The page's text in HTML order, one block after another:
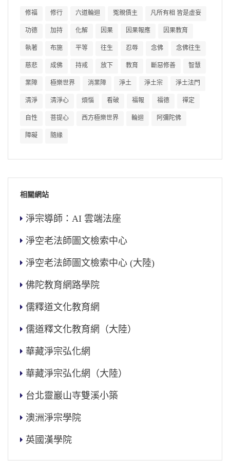
修福 修行 六道輪迴 冤親債主 凡所有相 皆是虛妄
功德 加持 化解 因果 因果報應 因果教育
執著 布施 平等 往生 忍辱 念佛 念佛往生
慈悲 成佛 持戒 放下 教育 斷惡修善 智慧
業障 極樂世界 消業障 淨土 淨土宗 淨土法門
清淨 清淨心 煩惱 看破 福報 福德 禪定
自性 菩提心 西方極樂世界 輪迴 阿彌陀佛
障礙 隨緣
相關網站
淨宗導師：AI 雲端法座
淨空老法師圖文檢索中心
淨空老法師圖文檢索中心 (大陸)
佛陀教育網路學院
儒釋道文化教育網
儒道釋文化教育網（大陸）
華藏淨宗弘化網
華藏淨宗弘化網（大陸）
台北靈巖山寺雙溪小築
澳洲淨宗學院
英國漢學院